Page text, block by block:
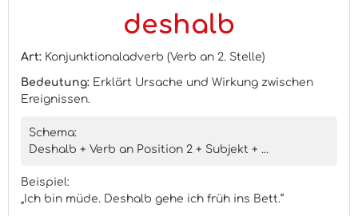
deshalb
Art: Konjunktionaladverb (Verb an 2. Stelle)
Bedeutung: Erklärt Ursache und Wirkung zwischen
Ereignissen.
Schema:
Deshalb + Verb an Position 2 + Subjekt + ...
Beispiel:
„Ich bin müde. Deshalb gehe ich früh ins Bett.“